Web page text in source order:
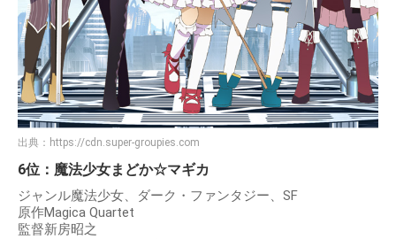
出典： https://cdn.super-groupies.com
6位：魔法少女まどか☆マギカ
ジャンル魔法少女、ダーク・ファンタジー、SF
原作Magica Quartet
監督新房昭之